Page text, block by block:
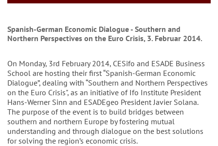
Spanish-German Economic Dialogue - Southern and
Northern Perspectives on the Euro Crisis, 3. Februar 2014.
On Monday, 3rd February 2014, CESifo and ESADE Business
School are hosting their first “Spanish-German Economic
Dialogue”, dealing with “Southern and Northern Perspectives
on the Euro Crisis", as an initiative of Ifo Institute President
Hans-Werner Sinn and ESADEgeo President Javier Solana.
The purpose of the event is to build bridges between
southern and northern Europe by fostering mutual
understanding and through dialogue on the best solutions
for solving the region’s economic crisis.